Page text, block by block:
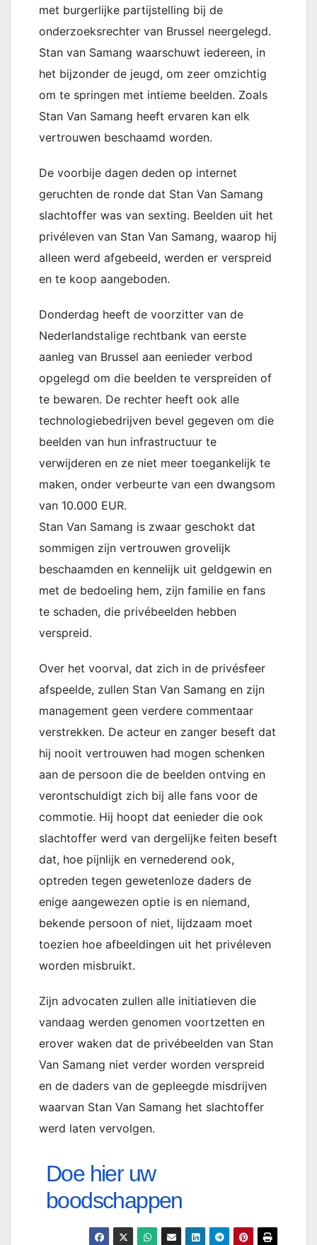
met burgerlijke partijstelling bij de
onderzoeksrechter van Brussel neergelegd.
Stan van Samang waarschuwt iedereen, in
het bijzonder de jeugd, om zeer omzichtig
om te springen met intieme beelden. Zoals
Stan Van Samang heeft ervaren kan elk
vertrouwen beschaamd worden.
De voorbije dagen deden op internet
geruchten de ronde dat Stan Van Samang
slachtoffer was van sexting. Beelden uit het
privéleven van Stan Van Samang, waarop hij
alleen werd afgebeeld, werden er verspreid
en te koop aangeboden.
Donderdag heeft de voorzitter van de
Nederlandstalige rechtbank van eerste
aanleg van Brussel aan eenieder verbod
opgelegd om die beelden te verspreiden of
te bewaren. De rechter heeft ook alle
technologiebedrijven bevel gegeven om die
beelden van hun infrastructuur te
verwijderen en ze niet meer toegankelijk te
maken, onder verbeurte van een dwangsom
van 10.000 EUR.
Stan Van Samang is zwaar geschokt dat
sommigen zijn vertrouwen grovelijk
beschaamden en kennelijk uit geldgewin en
met de bedoeling hem, zijn familie en fans
te schaden, die privébeelden hebben
verspreid.
Over het voorval, dat zich in de privésfeer
afspeelde, zullen Stan Van Samang en zijn
management geen verdere commentaar
verstrekken. De acteur en zanger beseft dat
hij nooit vertrouwen had mogen schenken
aan de persoon die de beelden ontving en
verontschuldigt zich bij alle fans voor de
commotie. Hij hoopt dat eenieder die ook
slachtoffer werd van dergelijke feiten beseft
dat, hoe pijnlijk en vernederend ook,
optreden tegen gewetenloze daders de
enige aangewezen optie is en niemand,
bekende persoon of niet, lijdzaam moet
toezien hoe afbeeldingen uit het privéleven
worden misbruikt.
Zijn advocaten zullen alle initiatieven die
vandaag werden genomen voortzetten en
erover waken dat de privébeelden van Stan
Van Samang niet verder worden verspreid
en de daders van de gepleegde misdrijven
waarvan Stan Van Samang het slachtoffer
werd laten vervolgen.
Doe hier uw
boodschappen